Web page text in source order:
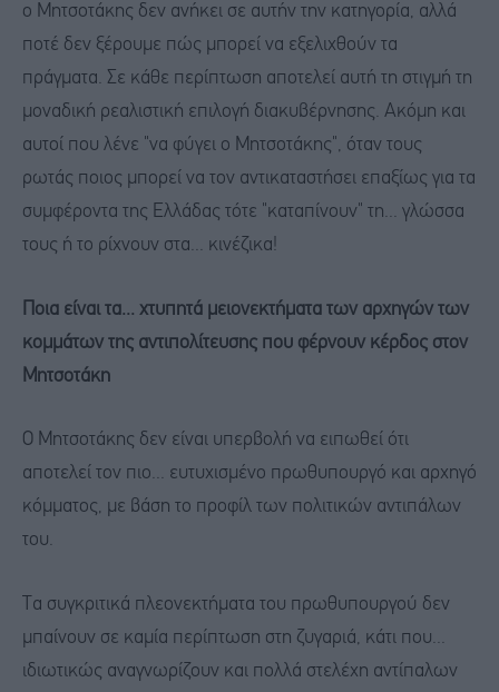
ο Μητσοτάκης δεν ανήκει σε αυτήν την κατηγορία, αλλά
ποτέ δεν ξέρουμε πώς μπορεί να εξελιχθούν τα
πράγματα. Σε κάθε περίπτωση αποτελεί αυτή τη στιγμή τη
μοναδική ρεαλιστική επιλογή διακυβέρνησης. Ακόμη και
αυτοί που λένε "να φύγει ο Μητσοτάκης", όταν τους
ρωτάς ποιος μπορεί να τον αντικαταστήσει επαξίως για τα
συμφέροντα της Ελλάδας τότε "καταπίνουν" τη... γλώσσα
τους ή το ρίχνουν στα... κινέζικα!
Ποια είναι τα... χτυπητά μειονεκτήματα των αρχηγών των
κομμάτων της αντιπολίτευσης που φέρνουν κέρδος στον
Μητσοτάκη
Ο Μητσοτάκης δεν είναι υπερβολή να ειπωθεί ότι
αποτελεί τον πιο... ευτυχισμένο πρωθυπουργό και αρχηγό
κόμματος, με βάση το προφίλ των πολιτικών αντιπάλων
του.
Τα συγκριτικά πλεονεκτήματα του πρωθυπουργού δεν
μπαίνουν σε καμία περίπτωση στη ζυγαριά, κάτι που...
ιδιωτικώς αναγνωρίζουν και πολλά στελέχη αντίπαλων